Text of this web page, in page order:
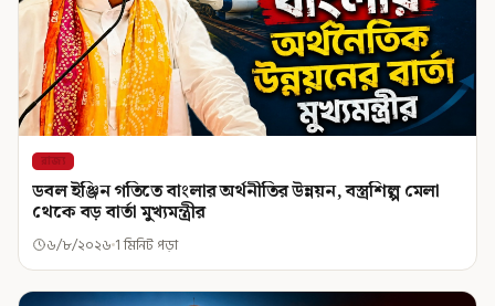
রাজ্য
ডবল ইঞ্জিন গতিতে বাংলার অর্থনীতির উন্নয়ন, বস্ত্রশিল্প মেলা
থেকে বড় বার্তা মুখ্যমন্ত্রীর
৬/৮/২০২৬ 1 মিনিট পড়া